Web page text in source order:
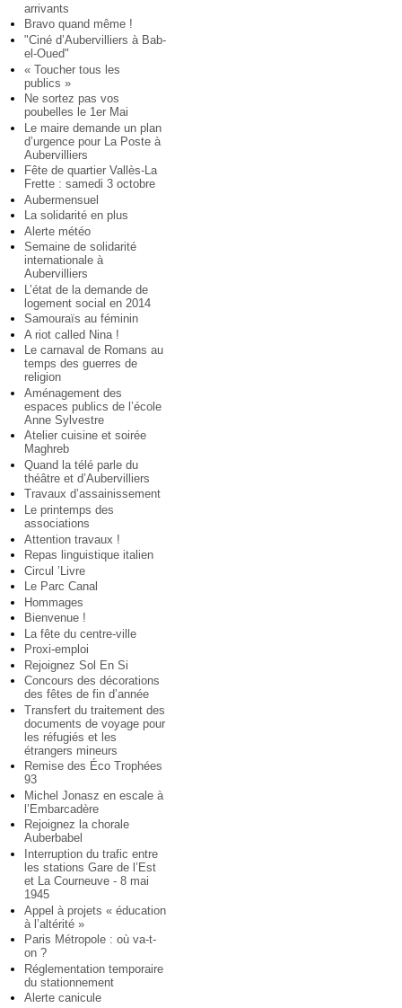
arrivants
Bravo quand même !
"Ciné d’Aubervilliers à Bab-
el-Oued"
« Toucher tous les
publics »
Ne sortez pas vos
poubelles le 1er Mai
Le maire demande un plan
d’urgence pour La Poste à
Aubervilliers
Fête de quartier Vallès-La
Frette : samedi 3 octobre
Aubermensuel
La solidarité en plus
Alerte météo
Semaine de solidarité
internationale à
Aubervilliers
L’état de la demande de
logement social en 2014
Samouraïs au féminin
A riot called Nina !
Le carnaval de Romans au
temps des guerres de
religion
Aménagement des
espaces publics de l’école
Anne Sylvestre
Atelier cuisine et soirée
Maghreb
Quand la télé parle du
théâtre et d’Aubervilliers
Travaux d’assainissement
Le printemps des
associations
Attention travaux !
Repas linguistique italien
Circul ’Livre
Le Parc Canal
Hommages
Bienvenue !
La fête du centre-ville
Proxi-emploi
Rejoignez Sol En Si
Concours des décorations
des fêtes de fin d’année
Transfert du traitement des
documents de voyage pour
les réfugiés et les
étrangers mineurs
Remise des Éco Trophées
93
Michel Jonasz en escale à
l’Embarcadère
Rejoignez la chorale
Auberbabel
Interruption du trafic entre
les stations Gare de l’Est
et La Courneuve - 8 mai
1945
Appel à projets « éducation
à l’altérité »
Paris Métropole : où va-t-
on ?
Réglementation temporaire
du stationnement
Alerte canicule